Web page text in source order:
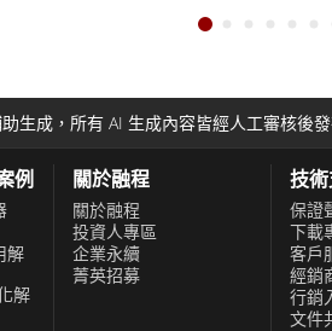
生成，所有 AI 生成內容皆經人工審核後發
例
解
解
關於融程
關於融程
投資人專區
企業永續
菁英招募
技
保證
下載
客戶
經銷
行銷
文件